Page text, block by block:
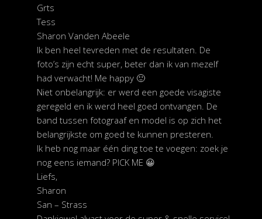
Grts
Tess
Sharon Vanden Abeele
Ik ben heel tevreden met de resultaten. De
foto’s zijn echt super, beter dan ik van mezelf
had verwacht! Me happy 🙂
Niet onbelangrijk: er werd een goede visagiste
geregeld en ik werd heel goed ontvangen. De
band tussen fotograaf en model is op zich het
belangrijkste om goed te kunnen presteren.
Ik heb nog maar één ding toe te voegen: zoek je
nog eens iemand? PICK ME 😀
Liefs,
Sharon
San – Strass